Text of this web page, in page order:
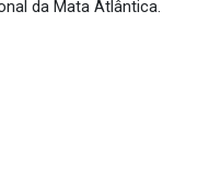
da Mata Atlântica.